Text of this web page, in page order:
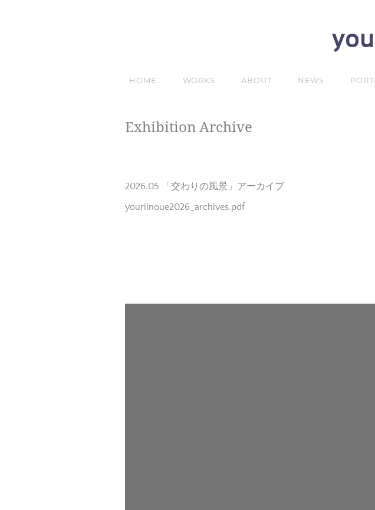
HOME WORKS ABOUT NEWS
Exhibition Archive
2026.05 「交わりの風景」アーカイブ
youriinoue2026_archives.pdf